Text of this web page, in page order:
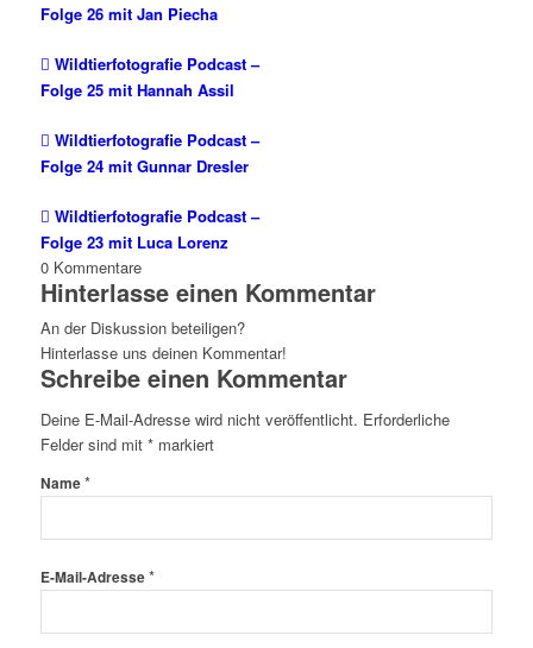
Folge 26 mit Jan Piecha
Wildtierfotografie Podcast –
Folge 25 mit Hannah Assil
Wildtierfotografie Podcast –
Folge 24 mit Gunnar Dresler
Wildtierfotografie Podcast –
Folge 23 mit Luca Lorenz
0 Kommentare
Hinterlasse einen Kommentar
An der Diskussion beteiligen?
Hinterlasse uns deinen Kommentar!
Schreibe einen Kommentar
Deine E-Mail-Adresse wird nicht veröffentlicht. Erforderliche
Felder sind mit *markiert
Name*
E-Mail-Adresse*